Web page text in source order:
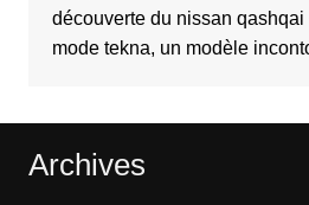
découverte du nissan
mode tekna, un modèle
Archives